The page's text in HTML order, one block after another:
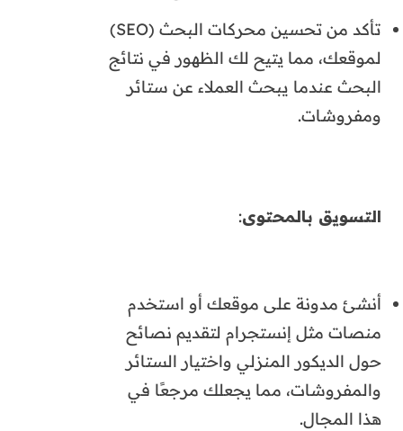
تأكد من تحسين محركات البحث (SEO)
لموقعك، مما يتيح لك الظهور في نتائج
البحث عندما يبحث العملاء عن ستائر
ومفروشات.
التسويق بالمحتوى:
أنشئ مدونة على موقعك أو استخدم
منصات مثل إنستجرام لتقديم نصائح
حول الديكور المنزلي واختيار الستائر
والمفروشات، مما يجعلك مرجعًا في
هذا المجال.